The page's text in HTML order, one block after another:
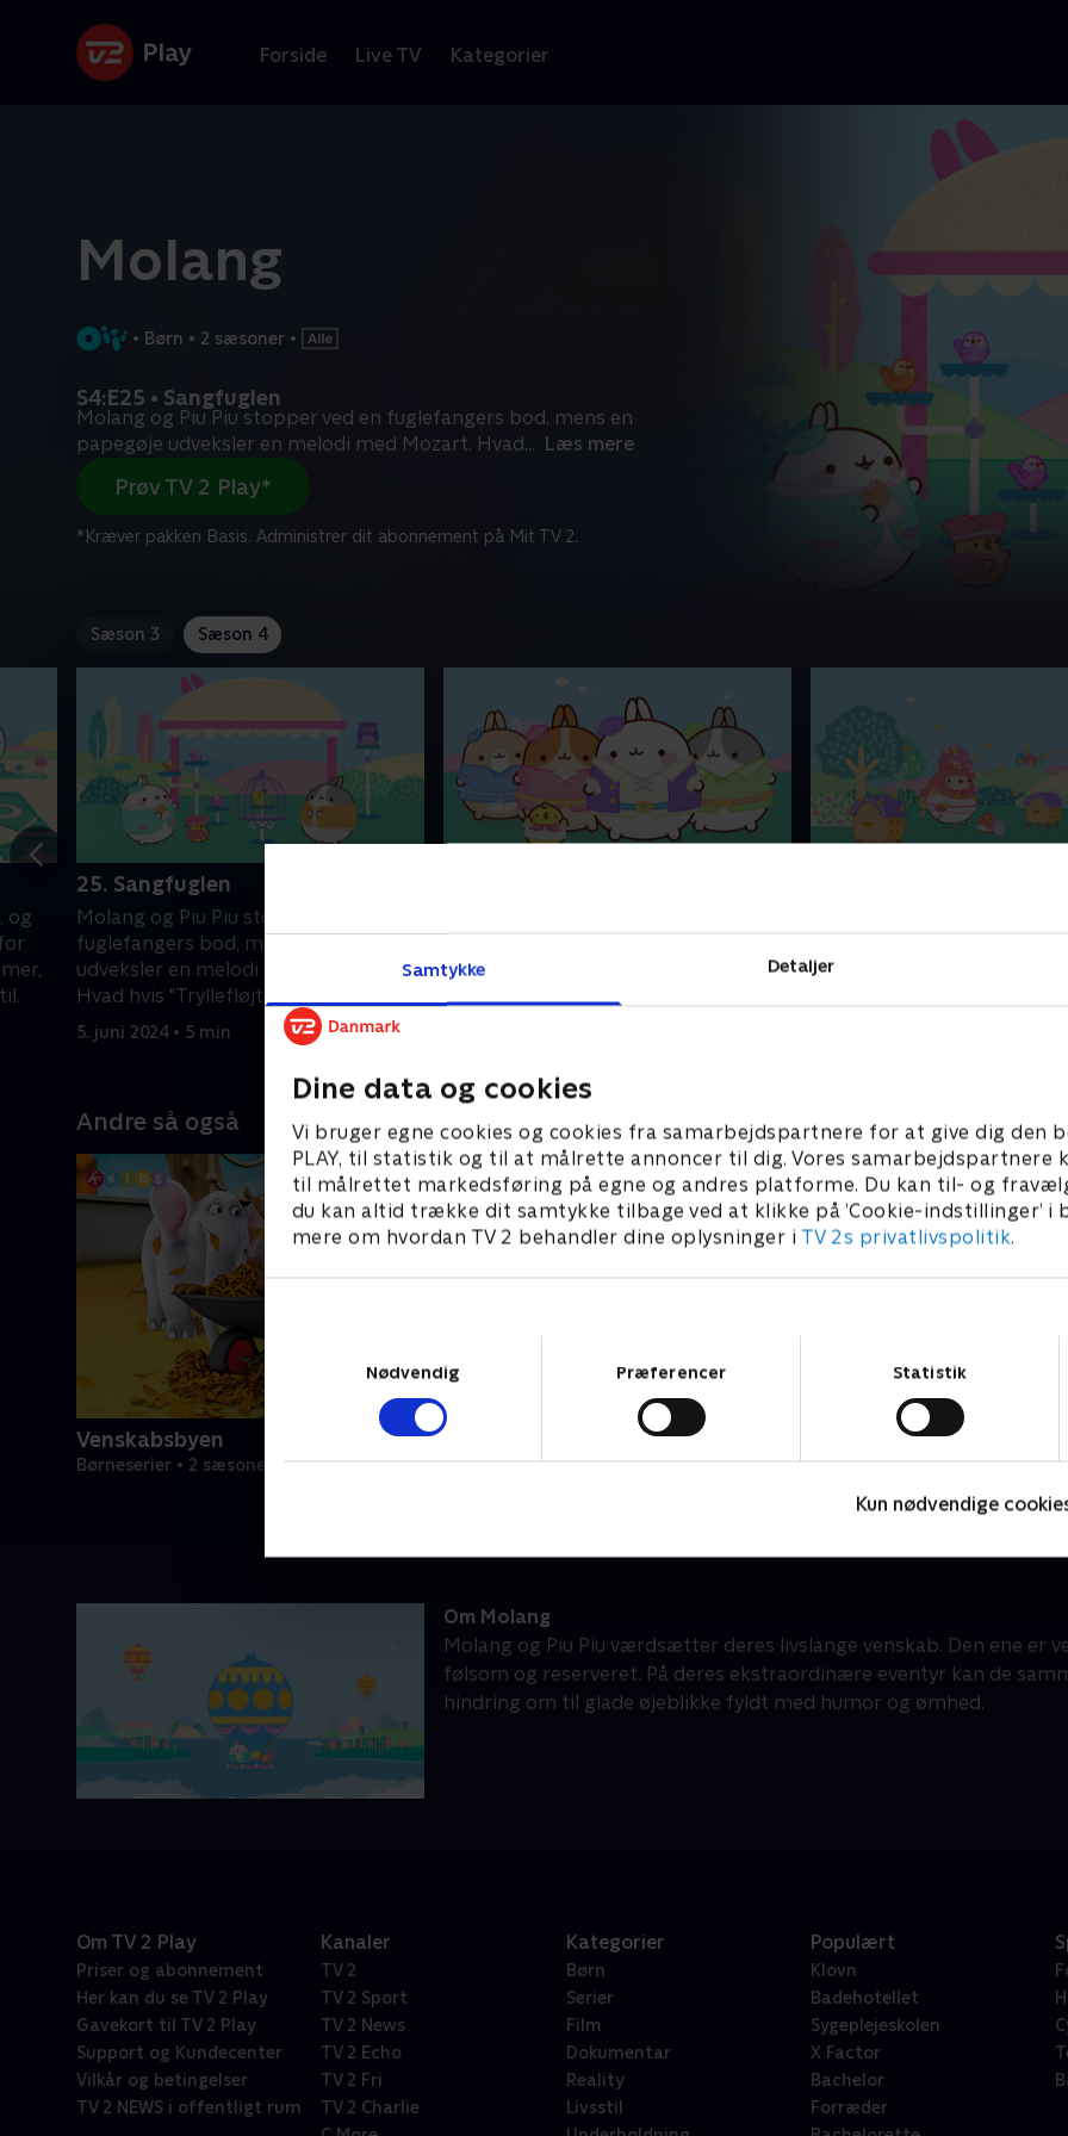
Samtykke Detaljer
Dine data og cookies
Vi bruger egne cookies og cookies fra samarbejdspartnere for at give dig den
PLAY, til statistik og til at målrette annoncer til dig. Vores samarbejdspartnere
til målrettet markedsføring på egne og andres platforme. Du kan til- og
du kan altid trække dit samtykke tilbage ved at klikke på ’Cookie-indstillinger’ i
mere om hvordan TV 2 behandler dine oplysninger i TV 2s privatlivspolitik.
Nødvendig
Præferencer Statistik
Kun nødvendige
Forside Live TV Kategorier
Molang
• Børn • 2 sæsoner •
S4:E25 • Sangfuglen
Molang og Piu Piu stopper ved en fuglefangers bod, mens en
papegøje udveksler en melodi med Mozart. Hvad... Læs mere
Prøv TV 2 Play*
*Kræver pakken Basis. Administrer dit abonnement på Mit TV 2.
Sæson 3 Sæson 4
og
25. Sangfuglen
Molang og Piu Piu stopper ved en
fuglefangers bod, mens en papegøje
udveksler en melodi med Mozart.
Hvad hvis "Tryllefløjten" blev skrevet
med vennernes hjælp?
5. juni 2024 • 5 min
job styrke, og Piu Piu er alt for lille til
at blive tilbudt noget job.
kongen vil give dem en
Andre så også
Venskabsbyen
Børneserier • 2 sæsoner
Molang
Om Molang
Molang og Piu Piu værdsætter deres livslange venskab. Den ene er
følsom og reserveret. På deres ekstraordinære eventyr kan de
hindring om til glade øjeblikke fyldt med humor og ømhed.
Om TV 2 Play
Priser og abonnement
Her kan du se TV 2 Play
Gavekort til TV 2 Play
Support og Kundecenter
Vilkår og betingelser
TV 2 NEWS i offentligt rum
Kanaler
TV 2
TV 2 Sport
TV 2 News
TV 2 Echo
TV 2 Fri
TV 2 Charlie
Kategorier
Børn
Serier
Film
Dokumentar
Reality
Livsstil
Populært
Klovn
Badehotellet
Sygeplejeskolen
X Factor
Bachelor
Forræder